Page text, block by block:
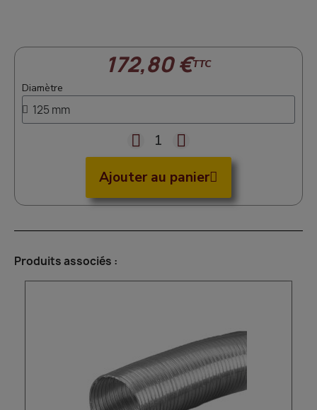
172,80 €TTC
Diamètre
Ajouter au panier
Produits associés :